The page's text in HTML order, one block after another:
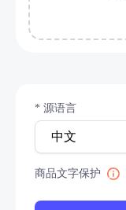
* 源语言
商品文字保护